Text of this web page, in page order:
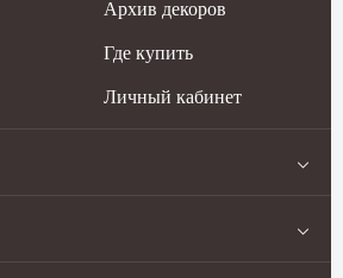
Архив декоров
Где купить
Личный кабинет